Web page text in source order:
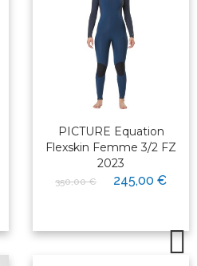
PICTURE Equation
Flexskin Femme 3/2 FZ
2023
350,00 € 245,00 €